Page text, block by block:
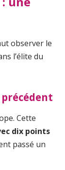
observer le
l’élite du
précédent
Cette
dix points
passé un